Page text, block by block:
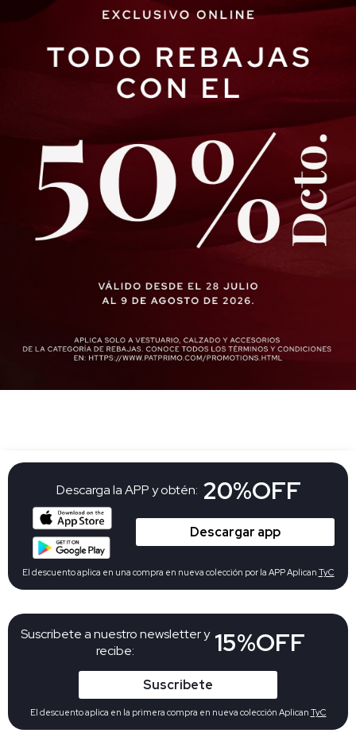
Suscribete a nuestro newsletter y
recibe:
15%OFF
Suscribete
El descuento aplica en la primera compra en nueva colección Aplican TyC
Descarga la APP y obtén: 20%OFF
Descargar app
El descuento aplica en una compra en nueva colección por la APP Aplican TyC